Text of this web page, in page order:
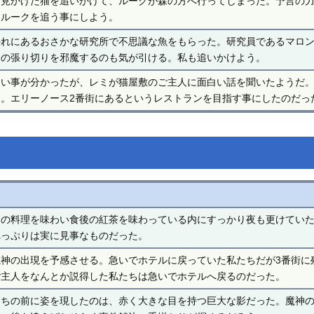
ークを追う事にしよう。
にあるおさかな研究所で不思議な魚をもらった。研究員であるマロ
張り切りを邪魔するのも気が引ける。私も追いかけよう。
事が分かったが、レミが猫屋敷のご主人に面白い話を聞いたようだ
エリーノース2番街にあるというレストランを目指す事にしたのだっ
料理を味わい食後の紅茶を味わっている内にすっかり夜も更けてい
ぷりは実に見事なものだった。
の出現を予感させる。急いでホテルに戻っていた私たちだが3番街
人をなんとか説得した私たちは急いでホテルへ戻るのだった。
の前に姿を現したのは、赤く大きな目を持つ巨大な影だった。魔神